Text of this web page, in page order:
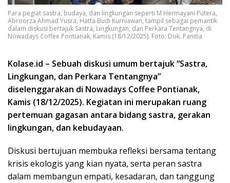
Para pegiat sastra, budaya, dan lingkungan seperti M Hermayani Putera,
Abroorza Ahmad Yusra, Hatta Budi Kurniawan, tampil sebagai pemantik
dalam diskusi bertajuk Sastra, Lingkungan, dan Perkara Tentangnya, di
Nowadays Coffee Pontianak, Kamis (18/12/2025). Foto: Dok. Panitia
Kolase.id – Sebuah diskusi umum bertajuk “Sastra,
Lingkungan, dan Perkara Tentangnya”
diselenggarakan di Nowadays Coffee Pontianak,
Kamis (18/12/2025). Kegiatan ini merupakan ruang
pertemuan gagasan antara bidang sastra, gerakan
lingkungan, dan kebudayaan.
Diskusi bertujuan membuka refleksi bersama tentang
krisis ekologis yang kian nyata, serta peran sastra
dalam membangun empati, kesadaran, dan tanggung